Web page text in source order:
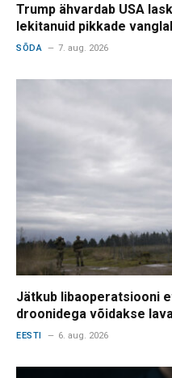
Trump ähvardab USA
lekitanuid pikkade
SÕDA 7. aug. 2026
Jätkub libaoperatsiooni
droonidega võidakse
EESTI 6. aug. 2026